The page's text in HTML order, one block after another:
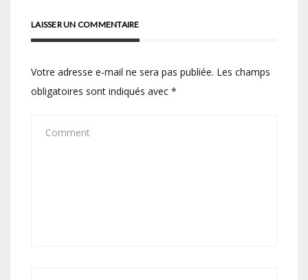
LAISSER UN COMMENTAIRE
Votre adresse e-mail ne sera pas publiée. Les champs
obligatoires sont indiqués avec *